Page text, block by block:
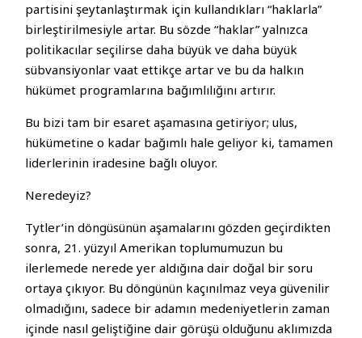
partisini şeytanlaştırmak için kullandıkları “haklarla”
birleştirilmesiyle artar. Bu sözde “haklar” yalnızca
politikacılar seçilirse daha büyük ve daha büyük
sübvansiyonlar vaat ettikçe artar ve bu da halkın
hükümet programlarına bağımlılığını artırır.
Bu bizi tam bir esaret aşamasına getiriyor; ulus,
hükümetine o kadar bağımlı hale geliyor ki, tamamen
liderlerinin iradesine bağlı oluyor.
Neredeyiz?
Tytler’in döngüsünün aşamalarını gözden geçirdikten
sonra, 21. yüzyıl Amerikan toplumumuzun bu
ilerlemede nerede yer aldığına dair doğal bir soru
ortaya çıkıyor. Bu döngünün kaçınılmaz veya güvenilir
olmadığını, sadece bir adamın medeniyetlerin zaman
içinde nasıl geliştiğine dair görüşü olduğunu aklımızda